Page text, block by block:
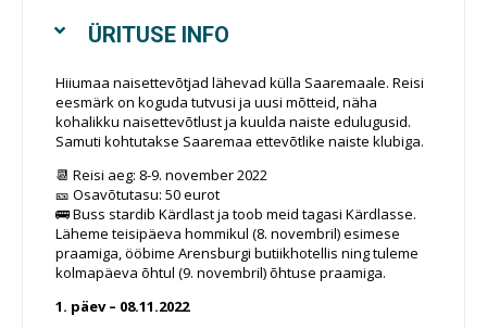
ÜRITUSE INFO
Hiiumaa naisettevõtjad lähevad külla Saaremaale. Reisi
eesmärk on koguda tutvusi ja uusi mõtteid, näha
kohalikku naisettevõtlust ja kuulda naiste edulugusid.
Samuti kohtutakse Saaremaa ettevõtlike naiste klubiga.
📆 Reisi aeg: 8-9. november 2022
🎫 Osavõtutasu: 50 eurot
🚌 Buss stardib Kärdlast ja toob meid tagasi Kärdlasse.
Läheme teisipäeva hommikul (8. novembril) esimese
praamiga, ööbime Arensburgi butiikhotellis ning tuleme
kolmapäeva õhtul (9. novembril) õhtuse praamiga.
1. päev – 08.11.2022